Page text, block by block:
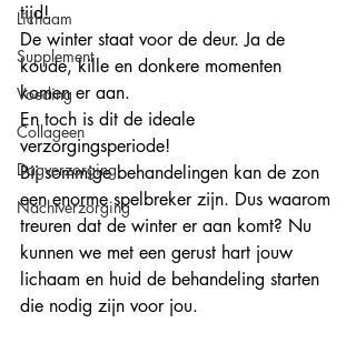
Lichaam
Supplement
Voeding
Collageen
Dagverzorging
Nachtverzorging
tijd!
De winter staat voor de deur. Ja de
koude, kille en donkere momenten
komen er aan.
En toch is dit de ideale
verzorgingsperiode!
Bij sommige behandelingen kan de zon
een enorme spelbreker zijn. Dus waarom
treuren dat de winter er aan komt? Nu
kunnen we met een gerust hart jouw
lichaam en huid de behandeling starten
die nodig zijn voor jou.